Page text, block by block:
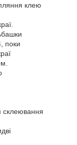
клею
поки
склеювання